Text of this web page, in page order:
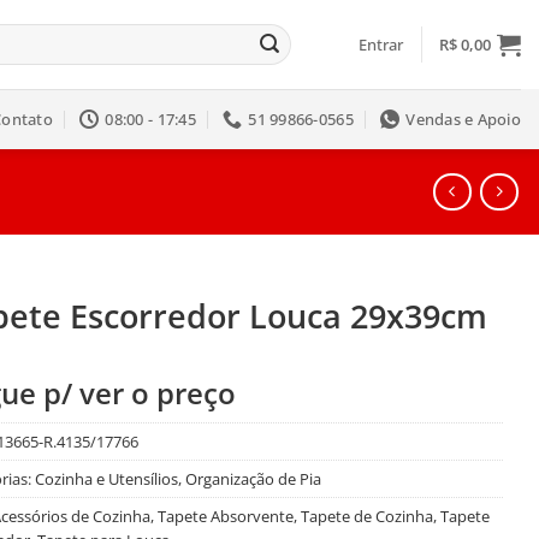
Entrar R$0,00
08:00 - 17:45 51 99866-0565 Vendas e Apoio
Escorredor Louca 29x39cm
p/ ver o preço
R.4135/17766
Cozinha e Utensílios,Organização de Pia
de Cozinha,Tapete Absorvente,Tapete de Cozinha,Tapete